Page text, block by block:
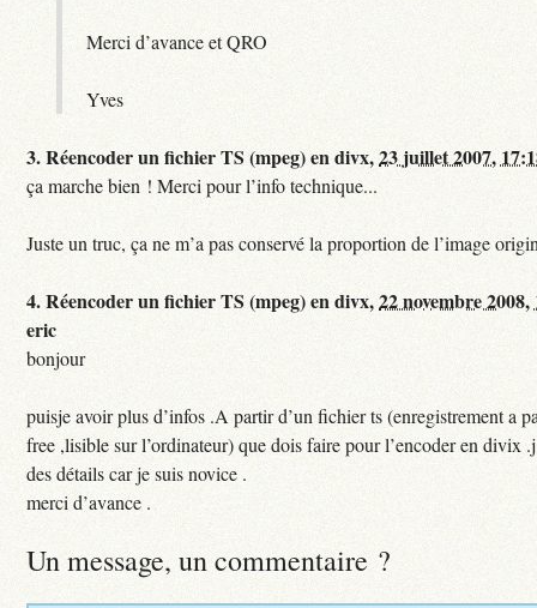
Merci d’avance et QRO
Yves
3.Réencoder un fichier TS (mpeg) en divx,23 juillet 2007,
ça marche bien ! Merci pour l’info technique...
Juste un truc, ça ne m’a pas conservé la proportion de l’image
4.Réencoder un fichier TS (mpeg) en divx,22 novembre 2008,
eric
bonjour
puisje avoir plus d’infos .A partir d’un fichier ts (enregistrement a
free ,lisible sur l’ordinateur) que dois faire pour l’encoder en divix
des détails car je suis novice .
merci d’avance .
Un message, un commentaire ?